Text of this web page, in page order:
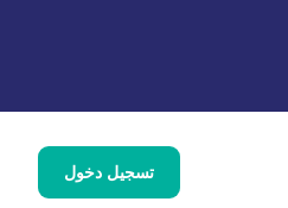
تسجيل دخول